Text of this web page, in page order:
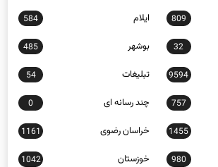
809 ایلام 584
32 بوشهر 485
9594 تبلیغات 54
757 چند رسانه ای 0
1455 خراسان رضوی 1161
980 خوزستان 1042